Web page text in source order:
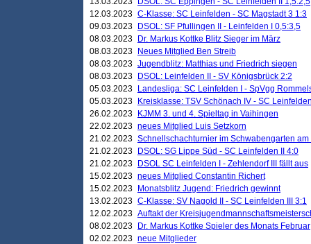
12.03.2023 C-Klasse: SC Leinfelden - SC Magstadt 3 1:3
09.03.2023
DSOL: SF Pfullingen II - Leinfelden I 0,5:3,5
08.03.2023
Dr. Markus Kottke Blitz Sieger im März
08.03.2023
Neues Mitglied Ben Streib
08.03.2023 Jugendblitz: Matthias und Friedrich siegen
08.03.2023
DSOL: Leinfelden II - SV Königsbrück 2:2
05.03.2023
Landesliga: SC Leinfelden I - SpVgg
05.03.2023
Kreisklasse: TSV Schönach IV - SC
26.02.2023
KJMM 3. und 4. Spieltag in Vaihingen
22.02.2023 neues Mitglied Luis Setzkorn
21.02.2023 Schnellschachturnier im Schwabengarten
21.02.2023
DSOL: SG Lippe Süd - SC Leinfelden II 4:0
21.02.2023
DSOL SC Leinfelden I - Zehlendorf III fällt aus
15.02.2023 neues Mitglied Constantin Richert
15.02.2023
Monatsblitz Jugend: Friedrich gewinnt
13.02.2023 C-Klasse: SV Nagold II - SC Leinfelden III 3:1
12.02.2023 Auftakt der
08.02.2023
Dr. Markus Kottke Spieler des Monats Februar
02.02.2023 neue Mitglieder